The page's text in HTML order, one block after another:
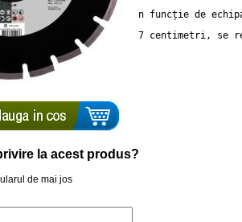
n funcție de
7 centimetri, se
la acest produs?
de mai jos